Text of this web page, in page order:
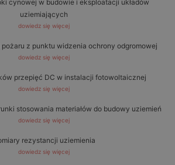
cynowej w budowie i eksploatacji układów
uziemiających
dowiedz się więcej
z punktu widzenia ochrony odgromowej
dowiedz się więcej
przepięć DC w instalacji fotowoltaicznej
dowiedz się więcej
stosowania materiałów do budowy uziemień
dowiedz się więcej
rezystancji uziemienia
dowiedz się więcej